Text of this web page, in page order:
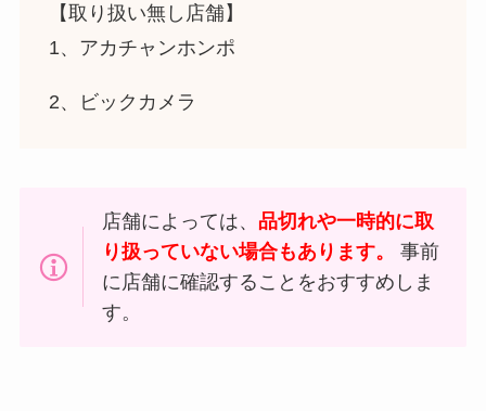
【取り扱い無し店舗】
1、アカチャンホンポ
2、ビックカメラ
店舗によっては、 品切れや一時的に取
り扱っていない場合もあります。
事前
に店舗に確認することをおすすめしま
す。